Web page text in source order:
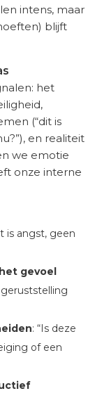
intens, maar
blijft
het
(“dit is
en realiteit
we emotie
onze interne
is angst, geen
gevoel
: “Is deze
of een